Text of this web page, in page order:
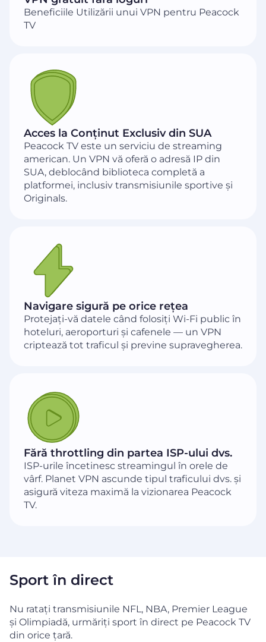
Beneficiile Utilizării unui VPN pentru Peacock
TV
Acces la Conținut Exclusiv din SUA
Peacock TV este un serviciu de streaming
american. Un VPN vă oferă o adresă IP din
SUA, deblocând biblioteca completă a
platformei, inclusiv transmisiunile sportive și
Originals.
Navigare sigură pe orice rețea
Protejați-vă datele când folosiți Wi-Fi public în
hoteluri, aeroporturi și cafenele — un VPN
criptează tot traficul și previne supravegherea.
Fără throttling din partea ISP-ului dvs.
ISP-urile încetinesc streamingul în orele de
vârf. Planet VPN ascunde tipul traficului dvs. și
asigură viteza maximă la vizionarea Peacock
TV.
Sport în direct
Nu ratați transmisiunile NFL, NBA, Premier League
și Olimpiadă, urmăriți sport în direct pe Peacock TV
din orice țară.